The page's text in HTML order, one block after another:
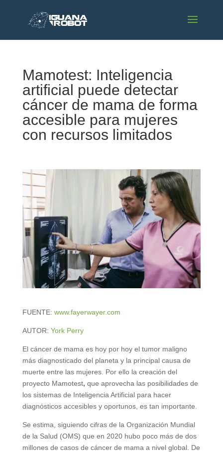
Mamotest: Inteligencia
artificial puede detectar
cáncer de mama de forma
accesible para mujeres
con recursos limitados
FUENTE: www.fayerwayer.com
AUTOR: York Perry
El cáncer de mama es hoy por hoy el tumor maligno
más diagnosticado del planeta y la principal causa de
muerte entre las mujeres. Por ello la creación del
proyecto Mamotest, que aprovecha las posibilidades de
los sistemas de Inteligencia Artificial para hacer
diagnósticos accesibles y oportunos, es tan importante.
Se estima, siguiendo cifras de la Organización Mundial
de la Salud (OMS) que en 2020 hubo poco más de dos
millones de casos de cáncer de mama a nivel global. De